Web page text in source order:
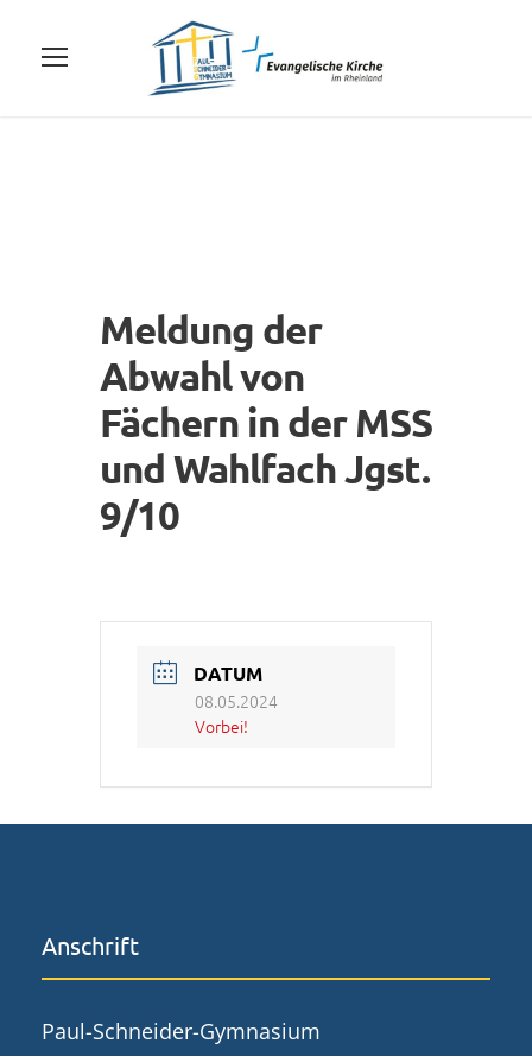
Meldung der
Abwahl von
Fächern in der MSS
und Wahlfach Jgst.
9/10
DATUM
08.05.2024
Vorbei!
Anschrift
Paul-Schneider-Gymnasium